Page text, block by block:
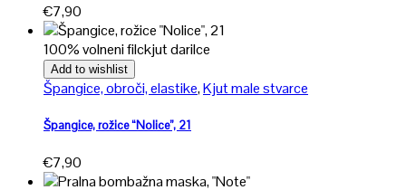
€7,90
100% volneni filckjut darilce
Add to wishlist
Špangice, obroči, elastike,Kjut male stvarce
Špangice, rožice “Nolice”, 21
€7,90